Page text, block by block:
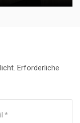
Erforderliche